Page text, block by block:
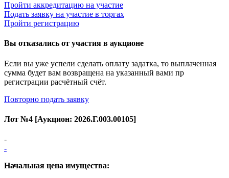
Пройти аккредитацию на участие
Подать заявку на участие в торгах
Пройти регистрацию
Вы отказались от участия в аукционе
Если вы уже успели сделать оплату задатка, то выплаченная
сумма будет вам возвращена на указанный вами пр
регистрации расчётный счёт.
Повторно подать заявку
Лот №4 [Аукцион: 2026.Г.003.00105]
-
-
Начальная цена имущества: